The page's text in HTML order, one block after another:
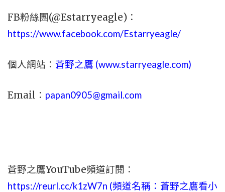
FB粉絲團(@Estarryeagle)：
https://www.facebook.com/Estarryeagle/
個人網站： 蒼野之鷹 (www.starryeagle.com)
Email： papan0905@gmail.com
蒼野之鷹YouTube頻道訂閱：
https://reurl.cc/k1zW7n (頻道名稱：蒼野之鷹看小